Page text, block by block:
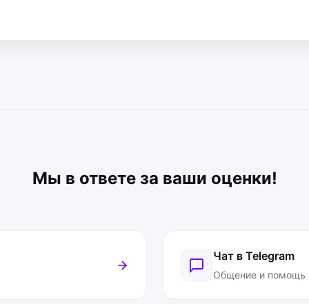
Мы в ответе за ваши оценки!
Чат в Telegram
Общение и помощь